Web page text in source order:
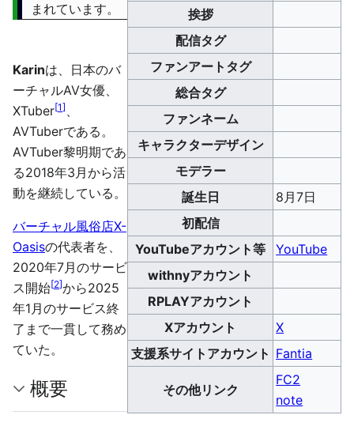
挨拶
配信タグ
ファンアートタグ
総合タグ
ファンネーム
キャラクターデザイン
モデラー
誕生日
8月7日
初配信
YouTubeアカウント等
YouTube
withnyアカウント
RPLAYアカウント
Xアカウント
X
支援系サイトアカウント Fantia
その他リンク
FC2
note
まれています。
Karinは、日本のバ
ーチャルAV女優、
XTuber[1] 、
AVTuberである。
AVTuber黎明期であ
る2018年3月から活
動を継続している。
バーチャル風俗店X-
Oasisの代表者を、
2020年7月のサービ
ス開始[2]から2025
年1月のサービス終
了まで一貫して務め
ていた。
概要